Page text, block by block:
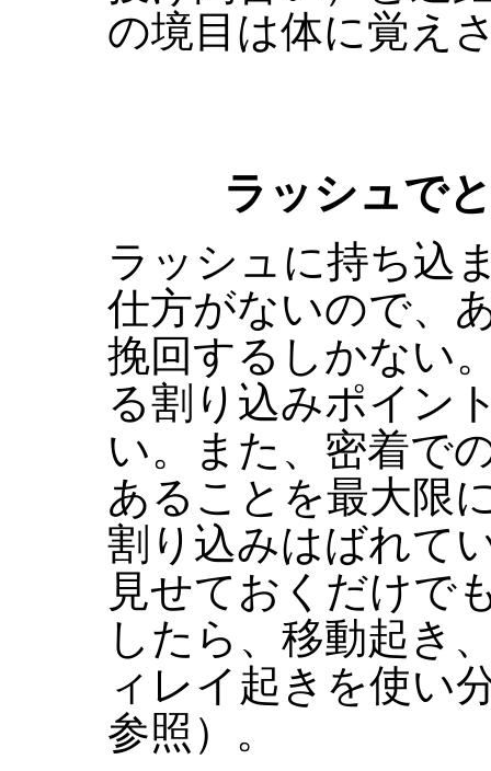
の境目は体に覚え
ラッシュで
ラッシュに持ち込
仕方がないので、
挽回するしかない
る割り込みポイン
い。また、密着で
あることを最大限
割り込みはばれて
見せておくだけで
したら、移動起き
ィレイ起きを使い
参照）。